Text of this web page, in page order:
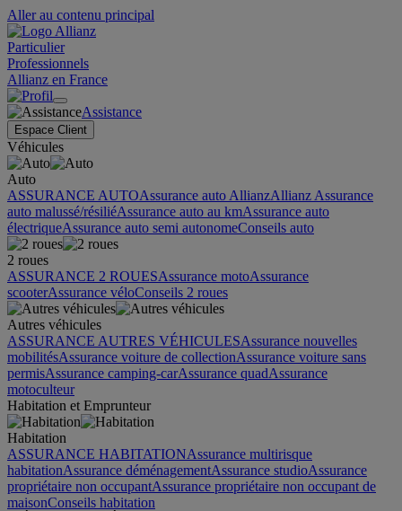
Aller au contenu principal
Particulier
Professionnels
Allianz en France
Assistance
Espace Client
Véhicules
Auto
ASSURANCE AUTOAssurance auto AllianzAllianz Assurance
auto malussé/résiliéAssurance auto au kmAssurance auto
électriqueAssurance auto semi autonomeConseils auto
2 roues
ASSURANCE 2 ROUESAssurance motoAssurance
scooterAssurance véloConseils 2 roues
Autres véhicules
ASSURANCE AUTRES VÉHICULESAssurance nouvelles
mobilitésAssurance voiture de collectionAssurance voiture sans
permisAssurance camping-carAssurance quadAssurance
motoculteur
Habitation et Emprunteur
Habitation
ASSURANCE HABITATIONAssurance multirisque
habitationAssurance déménagementAssurance studioAssurance
propriétaire non occupantAssurance propriétaire non occupant de
maisonConseils habitation